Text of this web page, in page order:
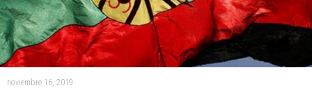
noviembre 16, 2019